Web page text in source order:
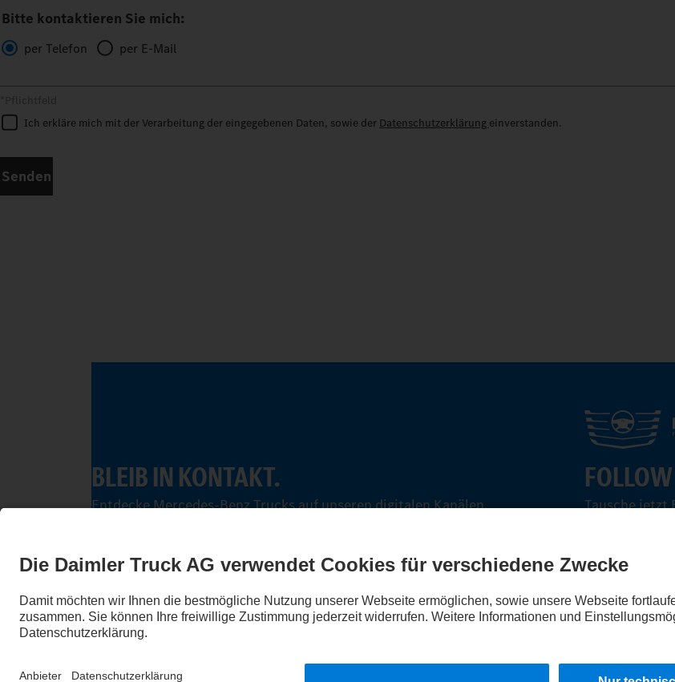
Bitte kontaktieren Sie mich:
per Telefon per E-Mail
Ich erkläre mich mit der Verarbeitung der eingegebenen Daten, sowie der Datenschutzerklärung einverstanden.
Senden
BLEIB IN KONTAKT.
Entdecke Mercedes-Benz Trucks auf unseren digitalen Kanälen.
Tausche jetzt